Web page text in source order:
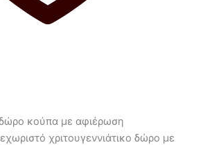
δώρο κούπα με αφιέρωση
χριτουγεννιάτικο δώρο με